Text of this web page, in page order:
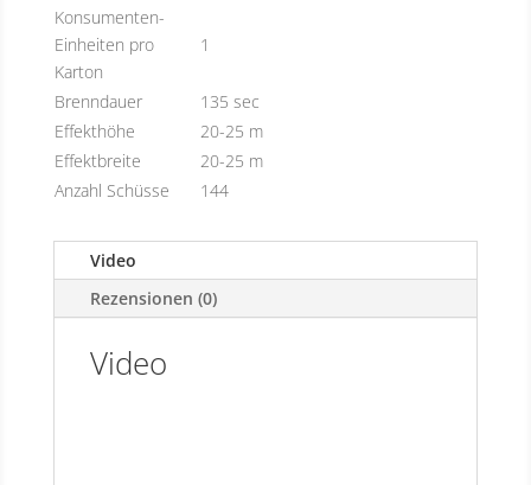
Konsumenten-
Einheiten pro
Karton
1
Brenndauer
135 sec
Effekthöhe
20-25 m
Effektbreite
20-25 m
Anzahl Schüsse
144
Video
Rezensionen (0)
Video